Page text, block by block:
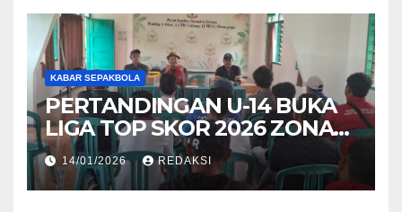
KABAR SEPAKBOLA
PERTANDINGAN U-14 BUKA
LIGA TOP SKOR 2026 ZONA
SURABAYA
14/01/2026 REDAKSI